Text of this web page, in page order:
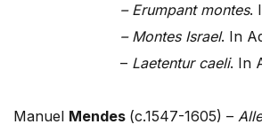
– Erumpant montes.
– Montes Israel. In
– Laetentur caeli. In
Manuel Mendes (c.1547-1605) –